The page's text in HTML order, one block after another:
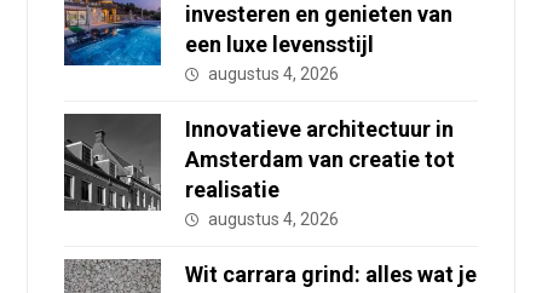
investeren en genieten van
een luxe levensstijl
augustus 4, 2026
Innovatieve architectuur in
Amsterdam van creatie tot
realisatie
augustus 4, 2026
Wit carrara grind: alles wat je